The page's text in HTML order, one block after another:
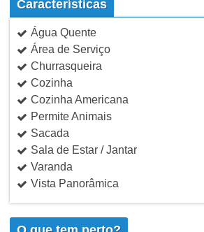
Características
Água Quente
Área de Serviço
Churrasqueira
Cozinha
Cozinha Americana
Permite Animais
Sacada
Sala de Estar / Jantar
Varanda
Vista Panorâmica